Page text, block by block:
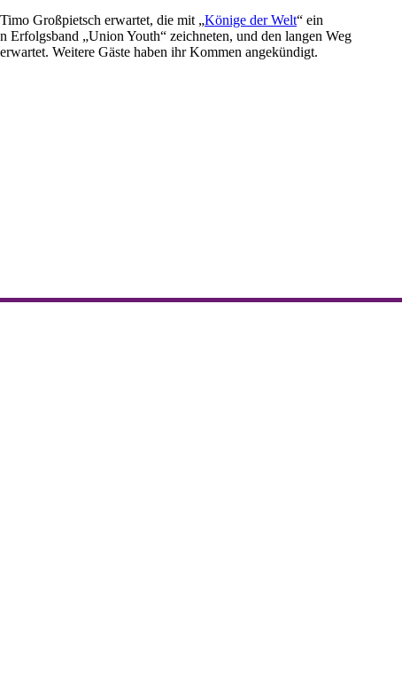
Großpietsch erwartet, die mit „Könige der Welt“ ein
Erfolgsband „Union Youth“ zeichneten, und den langen Weg
Weitere Gäste haben ihr Kommen angekündigt.